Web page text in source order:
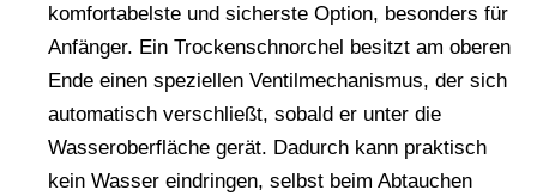
komfortabelste und sicherste Option, besonders für
Anfänger. Ein Trockenschnorchel besitzt am oberen
Ende einen speziellen Ventilmechanismus, der sich
automatisch verschließt, sobald er unter die
Wasseroberfläche gerät. Dadurch kann praktisch
kein Wasser eindringen, selbst beim Abtauchen